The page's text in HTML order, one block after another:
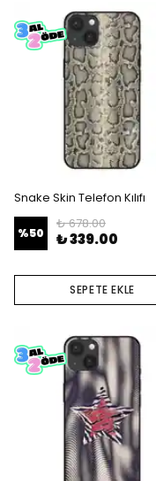
Snake Skin Telefon Kılıfı
%50
₺ 678.00
₺ 339.00
SEPETE EKLE